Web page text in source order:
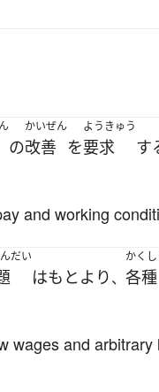
の
かいぜん
改善 を
ようきゅう
要求 す
and working
だい
はもとより、
かく
各種
wages and